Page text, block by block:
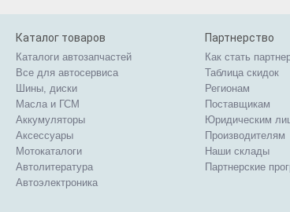
Каталог товаров
Каталоги автозапчастей
Все для автосервиса
Шины, диски
Масла и ГСМ
Аккумуляторы
Аксессуары
Мотокаталоги
Автолитература
Автоэлектроника
Партнерство
Как стать
Таблица скидок
Регионам
Поставщикам
Юридическим
Производителям
Наши склады
Партнерские